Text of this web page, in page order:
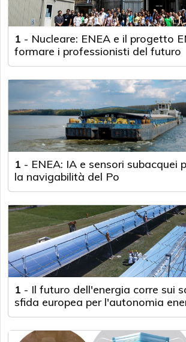
1 - Nucleare: ENEA e il progetto
formare i professionisti del futuro
1 - ENEA: IA e sensori subacquei
la navigabilità del Po
1 - Il futuro dell'energia corre sui
sfida europea per l'autonomia